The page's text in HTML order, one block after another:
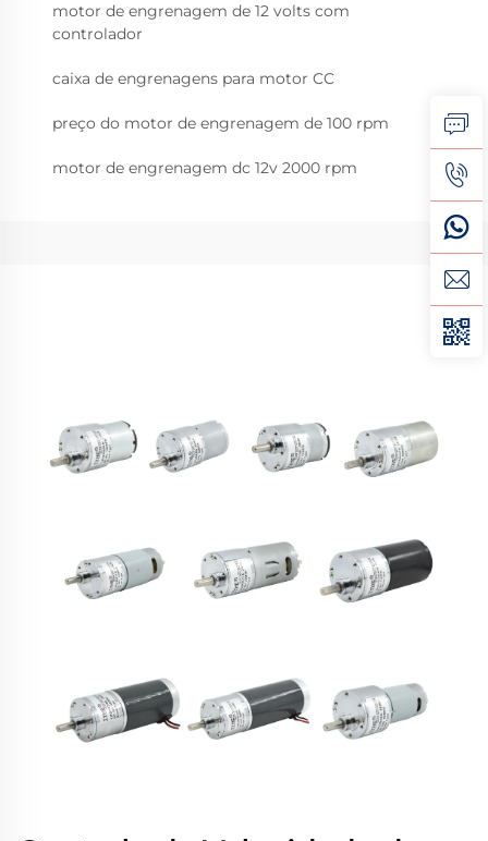
motor de engrenagem de 12 volts com
controlador
caixa de engrenagens para motor CC
preço do motor de engrenagem de 100 rpm
motor de engrenagem dc 12v 2000 rpm